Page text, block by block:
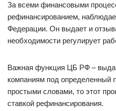
За всеми финансовыми
рефинансированием,
Федерации. Он выдает и
необходимости регулирует
Важная функция ЦБ РФ –
компаниям под определенный
простыми словами, то этот
ставкой рефинансирования.